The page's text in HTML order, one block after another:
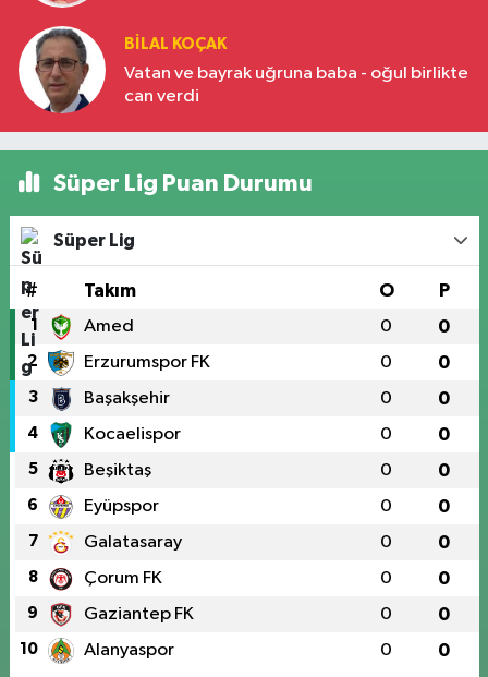
BILAL KOÇAK
Vatan ve bayrak uğruna baba - oğul birlikte
can verdi
Süper Lig Puan Durumu
Süper Lig
# Takım O P
1 Amed 0 0
2 Erzurumspor FK 0 0
3 Başakşehir 0 0
4 Kocaelispor 0 0
5 Beşiktaş 0 0
6 Eyüpspor 0 0
7 Galatasaray 0 0
8 Çorum FK 0 0
9 Gaziantep FK 0 0
10 Alanyaspor 0 0